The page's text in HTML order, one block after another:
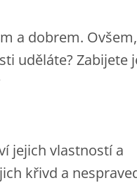
a dobrem.
uděláte? Zabijete
jejich vlastností a
křivd a